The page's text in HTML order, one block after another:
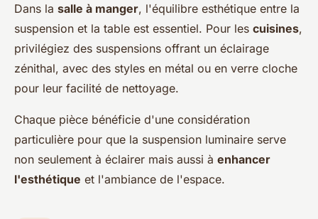
Dans la salle à manger, l'équilibre esthétique entre la
suspension et la table est essentiel. Pour les cuisines,
privilégiez des suspensions offrant un éclairage
zénithal, avec des styles en métal ou en verre cloche
pour leur facilité de nettoyage.
Chaque pièce bénéficie d'une considération
particulière pour que la suspension luminaire serve
non seulement à éclairer mais aussi à enhancer
l'esthétique et l'ambiance de l'espace.